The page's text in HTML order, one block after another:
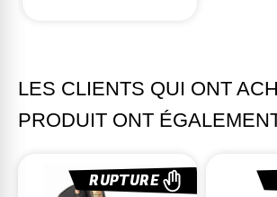
LES CLIENTS QUI ONT
PRODUIT ONT
RUPTURE